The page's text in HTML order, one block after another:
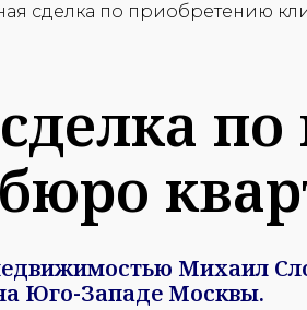
сделка по приобретению
Михаил
Юго-Западе Москвы.